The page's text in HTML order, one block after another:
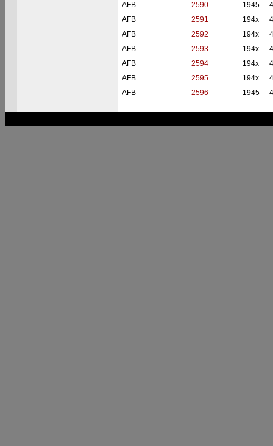
AFB
2590 1945
AFB
2591 194x
AFB
2592 194x
AFB
2593 194x
AFB
2594 194x
AFB
2595 194x
AFB
2596 1945